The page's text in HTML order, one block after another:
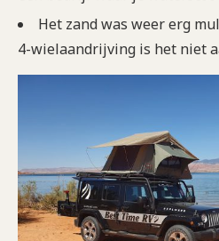
Het zand was weer erg
4-wielaandrijving is het niet